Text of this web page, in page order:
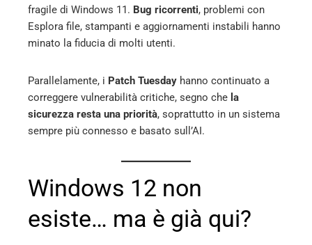
fragile di Windows 11. Bug ricorrenti, problemi con
Esplora file, stampanti e aggiornamenti instabili hanno
minato la fiducia di molti utenti.
Parallelamente, i Patch Tuesday hanno continuato a
correggere vulnerabilità critiche, segno che la
sicurezza resta una priorità, soprattutto in un sistema
sempre più connesso e basato sull’AI.
Windows 12 non
esiste… ma è già qui?